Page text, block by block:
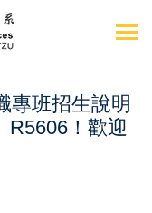
專班招生說明
R5606！歡迎